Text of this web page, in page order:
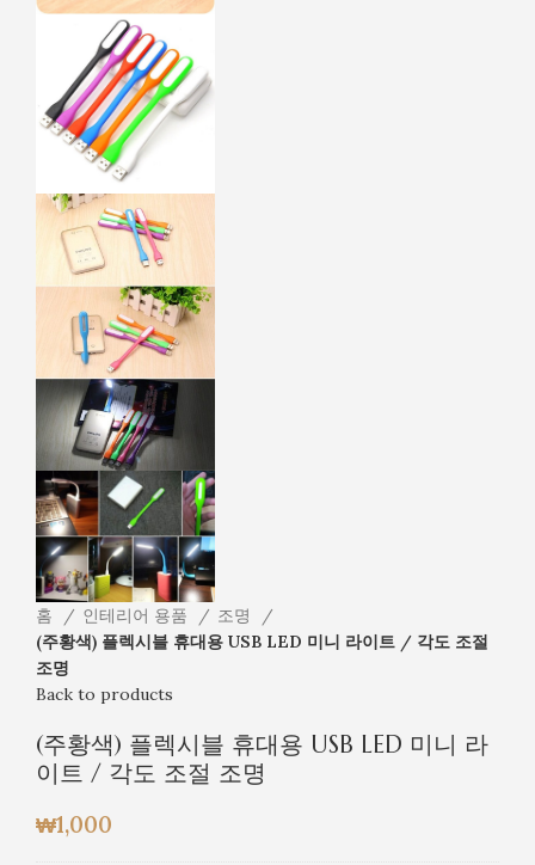
홈 인테리어 용품
조명
(주황색) 플렉시블 휴대용 USB LED 미니 라이트 / 각도 조절
조명
Back to products
(주황색) 플렉시블 휴대용 USB LED 미니 라
이트 / 각도 조절 조명
₩1,000